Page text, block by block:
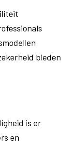
bieden
is er
en